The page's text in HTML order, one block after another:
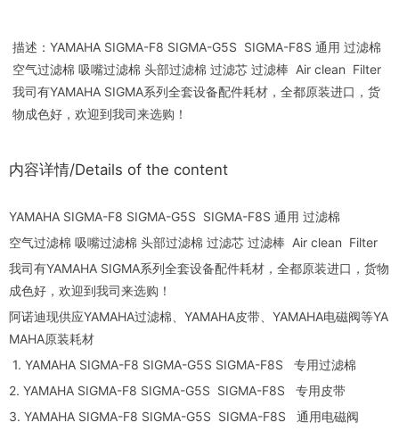
描述：YAMAHA SIGMA-F8 SIGMA-G5S SIGMA-F8S 通用 过滤棉
空气过滤棉 吸嘴过滤棉 头部过滤棉 过滤芯 过滤棒 Air clean Filter
我司有YAMAHA SIGMA系列全套设备配件耗材，全都原装进口，货
物成色好，欢迎到我司来选购！
内容详情/Details of the content
YAMAHA SIGMA-F8 SIGMA-G5S SIGMA-F8S 通用 过滤棉
空气过滤棉 吸嘴过滤棉 头部过滤棉 过滤芯 过滤棒 Air clean Filter
我司有YAMAHA SIGMA系列全套设备配件耗材，全都原装进口，货物
成色好，欢迎到我司来选购！
阿诺迪现供应YAMAHA过滤棉、YAMAHA皮带、YAMAHA电磁阀等YA
MAHA原装耗材
1. YAMAHA SIGMA-F8 SIGMA-G5S SIGMA-F8S 专用过滤棉
2. YAMAHA SIGMA-F8 SIGMA-G5S SIGMA-F8S 专用皮带
3. YAMAHA SIGMA-F8 SIGMA-G5S SIGMA-F8S 通用电磁阀